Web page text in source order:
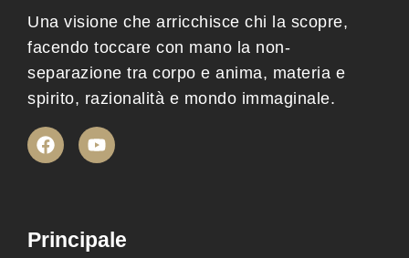
Una visione che arricchisce chi la scopre,
facendo toccare con mano la non-
separazione tra corpo e anima, materia e
spirito, razionalità e mondo immaginale.
Principale